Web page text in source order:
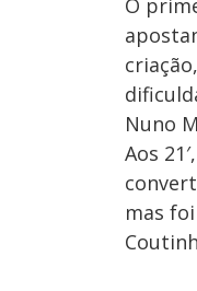
O
Nuno
Aos
mas